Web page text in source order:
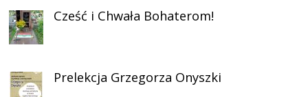
Cześć i Chwała Bohaterom!
Prelekcja Grzegorza Onyszki